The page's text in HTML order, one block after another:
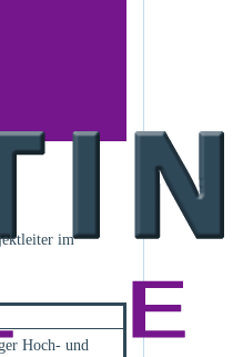
im
Hoch- und